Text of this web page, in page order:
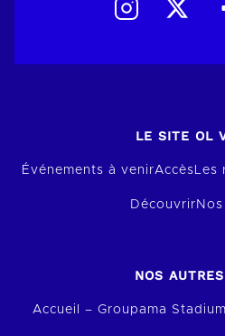
LE SITE OL
Événements à venirAccèsLes
Découvrir
NOS
Accueil – Groupama Stadium